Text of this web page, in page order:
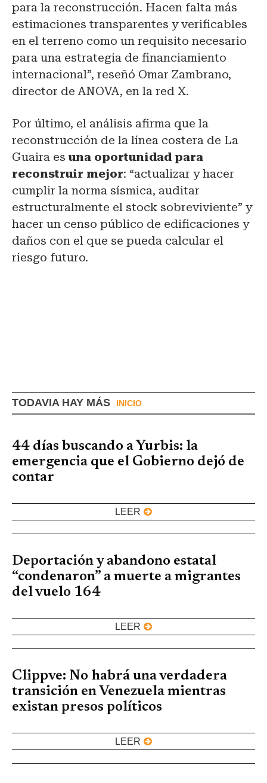
para la reconstrucción. Hacen falta más
estimaciones transparentes y verificables
en el terreno como un requisito necesario
para una estrategia de financiamiento
internacional”, reseñó Omar Zambrano,
director de ANOVA, en la red X.
Por último, el análisis afirma que la
reconstrucción de la línea costera de La
Guaira es una oportunidad para
reconstruir mejor: “actualizar y hacer
cumplir la norma sísmica, auditar
estructuralmente el stock sobreviviente” y
hacer un censo público de edificaciones y
daños con el que se pueda calcular el
riesgo futuro.
TODAVIA HAY MÁS INICIO
44 días buscando a Yurbis: la
emergencia que el Gobierno dejó de
contar
LEER
Deportación y abandono estatal
“condenaron” a muerte a migrantes
del vuelo 164
LEER
Clippve: No habrá una verdadera
transición en Venezuela mientras
existan presos políticos
LEER